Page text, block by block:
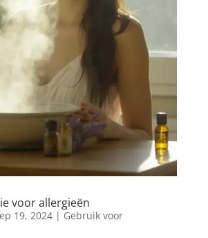
voor allergieën
19, 2024| Gebruik voor